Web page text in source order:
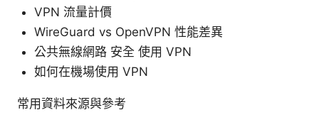
VPN 流量計價
WireGuard vs OpenVPN 性能差異
公共無線網路 安全 使用 VPN
如何在機場使用 VPN
常用資料來源與參考